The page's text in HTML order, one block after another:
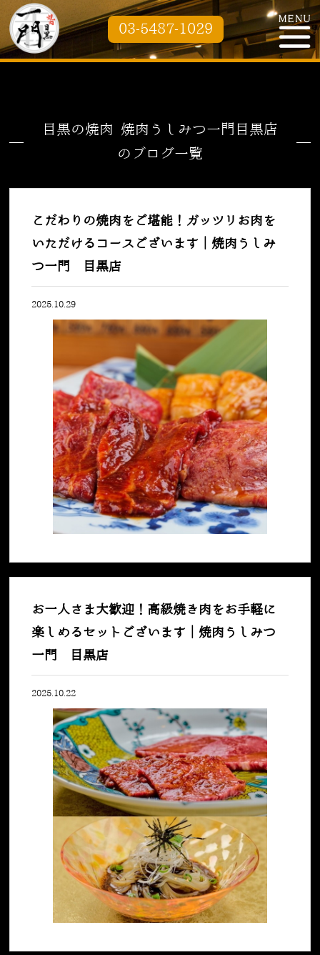
03-5487-1029
目黒の焼肉 焼肉うしみつ一門目黒店
のブログ一覧
こだわりの焼肉をご堪能！ガッツリお肉を
いただけるコースございます｜焼肉うしみ
つ一門 目黒店
2025.10.29
お一人さま大歓迎！高級焼き肉をお手軽に
楽しめるセットございます｜焼肉うしみつ
一門 目黒店
2025.10.22